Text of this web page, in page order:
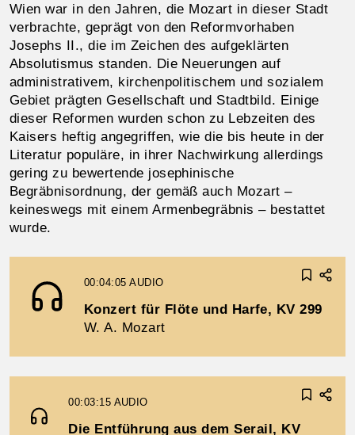
Wien war in den Jahren, die Mozart in dieser Stadt
ver­brachte, geprägt von den Reform­vorhaben
Josephs II., die im Zeichen des aufgeklärten
Absolutismus standen. Die Neue­rungen auf
administra­tivem, kirchenpolitischem und sozialem
Gebiet prägten Gesellschaft und Stadtbild. Einige
dieser Reformen wurden schon zu Lebzeiten des
Kaisers heftig an­gegriffen, wie die bis heute in der
Litera­tur populäre, in ihrer Nachwirkung allerdings
gering zu bewertende josephinische
Begräbnisordnung, der gemäß auch Mozart –
keineswegs mit einem Armen­begräbnis – bestattet
wurde.
00:04:05AUDIO
Konzert für Flöte und Harfe, KV 299
W. A. Mozart
00:03:15 AUDIO
Die Entführung aus dem Serail, KV